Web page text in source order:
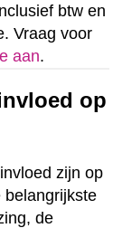
btw en
Vraag voor
aan.
op
zijn op
belangrijkste
de